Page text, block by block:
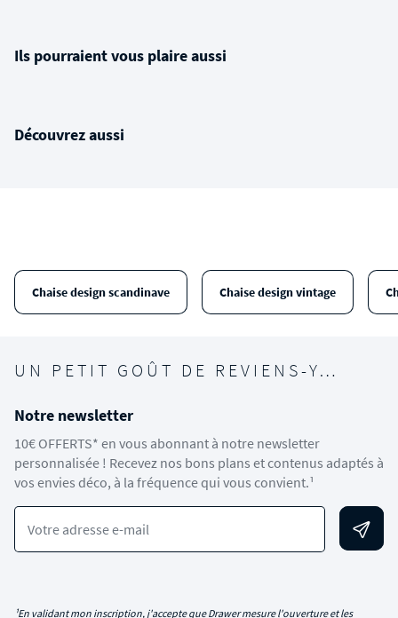
Ils pourraient vous plaire aussi
Découvrez aussi
Chaise design scandinave Chaise design vintage
UN PETIT GOÛT DE REVIENS-Y…
Notre newsletter
10€ OFFERTS* en vous abonnant à notre newsletter
personnalisée ! Recevez nos bons plans et contenus adaptés à
vos envies déco, à la fréquence qui vous convient.¹
Votre adresse e-mail
¹En validant mon inscription, j'accepte que Drawer mesure l'ouverture et les